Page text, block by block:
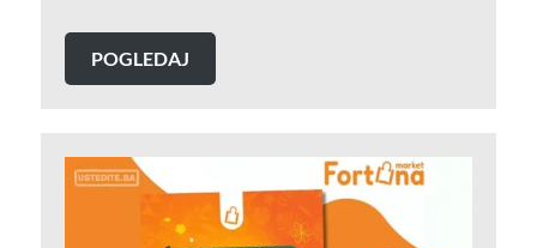
POGLEDAJ